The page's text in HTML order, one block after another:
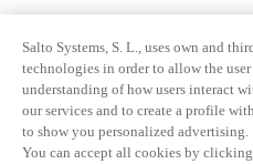
Salto Systems, S. L., uses own and
technologies in order to allow the
understanding of how users interact
our services and to create a profile
to show you personalized advertising.
You can accept all cookies by